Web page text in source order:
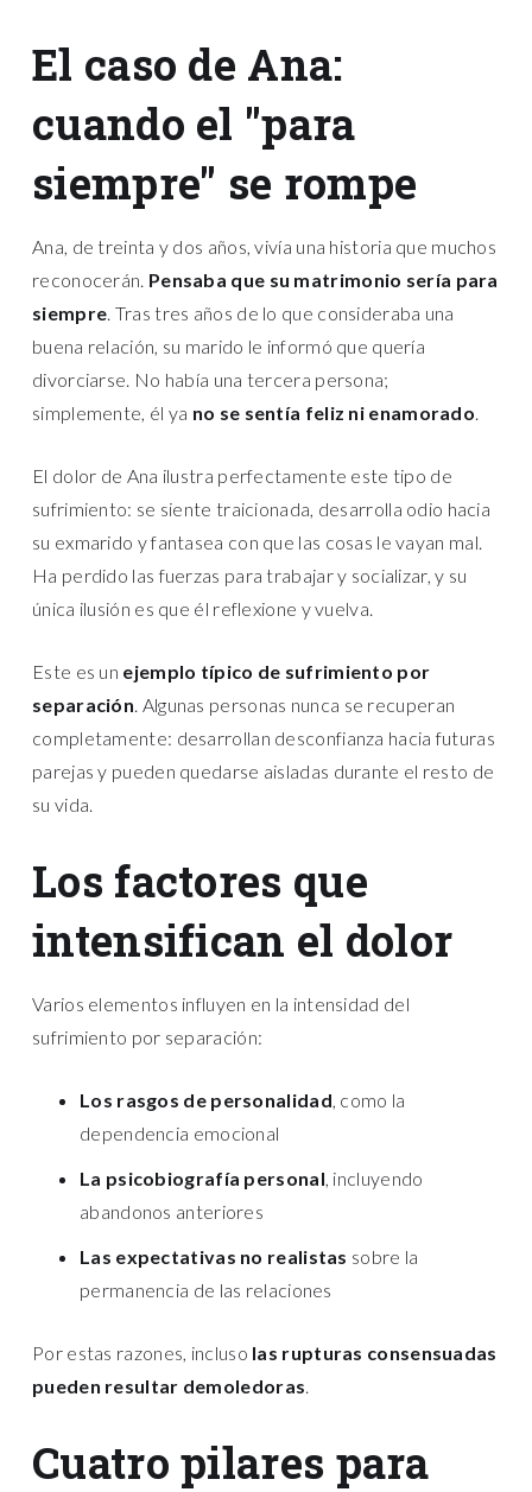
El caso de Ana:
cuando el "para
siempre" se rompe
Ana, de treinta y dos años, vivía una historia que muchos
reconocerán. Pensaba que su matrimonio sería para
siempre. Tras tres años de lo que consideraba una
buena relación, su marido le informó que quería
divorciarse. No había una tercera persona;
simplemente, él ya no se sentía feliz ni enamorado.
El dolor de Ana ilustra perfectamente este tipo de
sufrimiento: se siente traicionada, desarrolla odio hacia
su exmarido y fantasea con que las cosas le vayan mal.
Ha perdido las fuerzas para trabajar y socializar, y su
única ilusión es que él reflexione y vuelva.
Este es un ejemplo típico de sufrimiento por
separación. Algunas personas nunca se recuperan
completamente: desarrollan desconfianza hacia futuras
parejas y pueden quedarse aisladas durante el resto de
su vida.
Los factores que
intensifican el dolor
Varios elementos influyen en la intensidad del
sufrimiento por separación:
Los rasgos de personalidad, como la
dependencia emocional
La psicobiografía personal, incluyendo
abandonos anteriores
Las expectativas no realistas sobre la
permanencia de las relaciones
Por estas razones, incluso las rupturas consensuadas
pueden resultar demoledoras.
Cuatro pilares para